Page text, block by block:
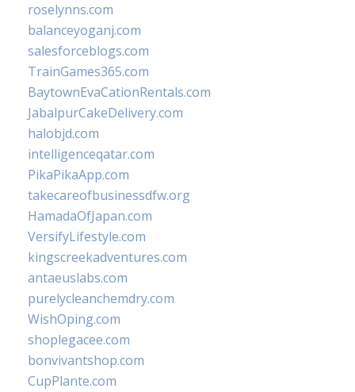
roselynns.com
balanceyoganj.com
salesforceblogs.com
TrainGames365.com
BaytownEvaCationRentals.com
JabalpurCakeDelivery.com
halobjd.com
intelligenceqatar.com
PikaPikaApp.com
takecareofbusinessdfw.org
HamadaOfJapan.com
VersifyLifestyle.com
kingscreekadventures.com
antaeuslabs.com
purelycleanchemdry.com
WishOping.com
shoplegacee.com
bonvivantshop.com
CupPlante.com